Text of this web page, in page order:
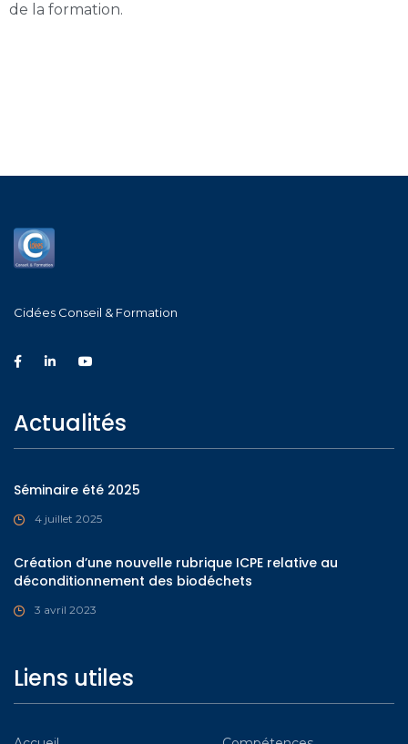
de la formation.
Cidées Conseil & Formation
Actualités
Séminaire été 2025
4 juillet 2025
Création d’une nouvelle rubrique ICPE relative au
déconditionnement des biodéchets
3 avril 2023
Liens utiles